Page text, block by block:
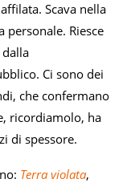
Scava nella
personale. Riesce
Ci sono dei
che confermano
ricordiamolo, ha
di spessore.
Terra violata,